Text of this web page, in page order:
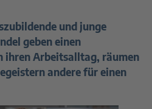
und junge
geben einen
ihren Arbeitsalltag, räumen
andere für einen